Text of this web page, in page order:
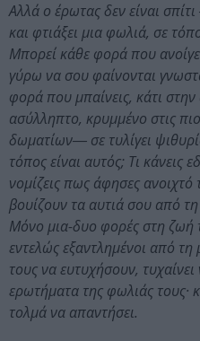
Αλλά ο έρωτας δεν είναι
και φτιάξει μια φωλιά, σε
Μπορεί κάθε φορά που
γύρω να σου φαίνονται
φορά που μπαίνεις, κάτι
ασύλληπτο, κρυμμένο στις
δωματίων― σε τυλίγει
τόπος είναι αυτός; Τι κάνεις
νομίζεις πως άφησες
βουίζουν τα αυτιά σου από
Μόνο μια-δυο φορές στη ζωή
εντελώς εξαντλημένοι από
τους να ευτυχήσουν,
ερωτήματα της φωλιάς τους·
τολμά να απαντήσει.